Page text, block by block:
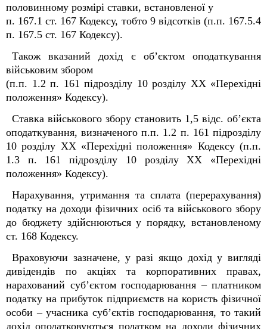
половинному розмірі ставки, встановленої у
п. 167.1 ст. 167 Кодексу, тобто 9 відсотків (п.п. 167.5.4
п. 167.5 ст. 167 Кодексу).
Також вказаний дохід є об’єктом оподаткування
військовим збором
(п.п. 1.2 п. 161 підрозділу 10 розділу XX «Перехідні
положення» Кодексу).
Ставка військового збору становить 1,5 відс. об’єкта
оподаткування, визначеного п.п. 1.2 п. 161 підрозділу
10 розділу XX «Перехідні положення» Кодексу (п.п.
1.3 п. 161 підрозділу 10 розділу XX «Перехідні
положення» Кодексу).
Нарахування, утримання та сплата (перерахування)
податку на доходи фізичних осіб та військового збору
до бюджету здійснюються у порядку, встановленому
ст. 168 Кодексу.
Враховуючи зазначене, у разі якщо дохід у вигляді
дивідендів по акціях та корпоративних правах,
нарахований суб’єктом господарювання – платником
податку на прибуток підприємств на користь фізичної
особи – учасника суб’єктів господарювання, то такий
дохід оподатковуються податком на доходи фізичних